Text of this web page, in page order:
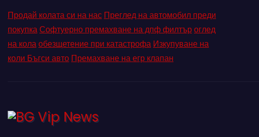
Продай колата си на нас Преглед на автомобил преди
покупкаСофтуерно премахване на дпф филтъроглед
на колаобезщетение при катастрофа Изкупуване на
коли Бъгси авто Премахване на егр клапан